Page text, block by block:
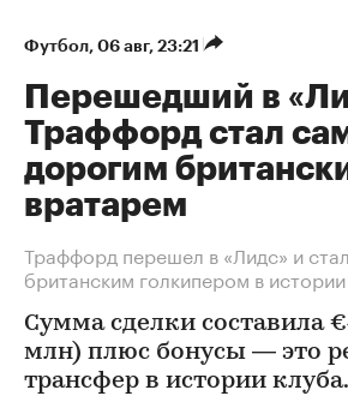
Футбол 06 авг, 23:21
Перешедший в
Траффорд стал
дорогим
вратарем
Траффорд перешел в «Лидс» и
британским голкипером в истории
Сумма сделки составила
млн) плюс бонусы — это
трансфер в истории